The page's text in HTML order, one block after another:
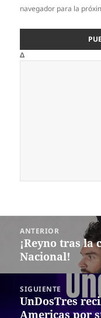
navegador para la
Δ
entradas
ANTERIOR
Entrada
anterior:
¡Reyno tras
Nacional!
SIGUIENTE
Siguiente
entrada:
UnDosTres
Americas por